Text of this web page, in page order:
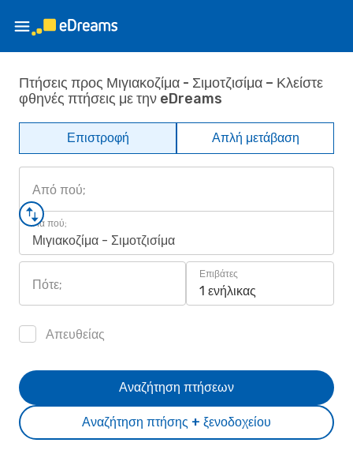
Πτήσεις προς Μιγιακοζίμα - Σιμοτζισίμα – Κλείστε
φθηνές πτήσεις με την eDreams
Επιστροφή Απλή μετάβαση
Από πού;
Για πού;
Μιγιακοζίμα - Σιμοτζισίμα
Πότε;
Επιβάτες
1 ενήλικας
Απευθείας
Αναζήτηση πτήσης + ξενοδοχείου
Αναζήτηση πτήσεων